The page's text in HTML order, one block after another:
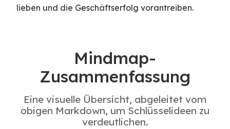
lieben und die Geschäftserfolg vorantreiben.
Mindmap-
Zusammenfassung
Eine visuelle Übersicht, abgeleitet vom
obigen Markdown, um Schlüsselideen zu
verdeutlichen.